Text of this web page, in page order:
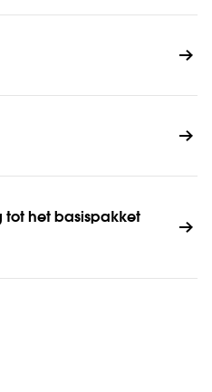
tot het basispakket